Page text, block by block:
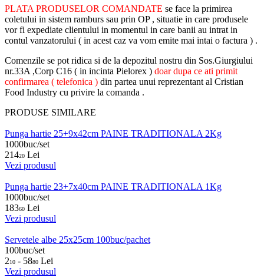
PLATA PRODUSELOR COMANDATE se face la primirea
coletului in sistem ramburs sau prin OP , situatie in care produsele
vor fi expediate clientului in momentul in care banii au intrat in
contul vanzatorului ( in acest caz va vom emite mai intai o factura ) .
Comenzile se pot ridica si de la depozitul nostru din Sos.Giurgiului
nr.33A ,Corp C16 ( in incinta Pielorex ) doar dupa ce ati primit
confirmarea ( telefonica ) din partea unui reprezentant al Cristian
Food Industry cu privire la comanda .
PRODUSE SIMILARE
Punga hartie 25+9x42cm PAINE TRADITIONALA 2Kg
1000buc/set
21420 Lei
Vezi produsul
Punga hartie 23+7x40cm PAINE TRADITIONALA 1Kg
1000buc/set
18360 Lei
Vezi produsul
Servetele albe 25x25cm 100buc/pachet
100buc/set
210 - 5880 Lei
Vezi produsul